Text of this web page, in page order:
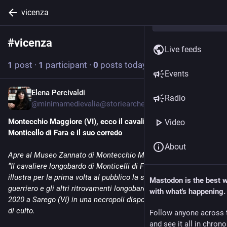
vicenza
#vicenza Follow hashtag
1 post · 1 participant · 0 posts today
May 18, 2022
Elena Percivaldi
@minimamedievalia@storiearcheostorie.com
Montecchio Maggiore (VI), ecco il cavaliere longobardo di
Monticello di Fara e il suo corredo
Apre al Museo Zannato di Montecchio Maggiore (VI) la mostra
“Il cavaliere longobardo di Monticelli di Fara”. L’esposizione
illustra per la prima volta al pubblico la sepoltura del ricco
guerriero e gli altri ritrovamenti longobardi tornati alla luce nel
2020 a Sarego (VI) in una necropoli disposta intorno a un luogo
di culto.
Live feeds
Events
Radio
Video
About
Mastodon is the best
with what's happening.
Follow anyone across
and see it all in